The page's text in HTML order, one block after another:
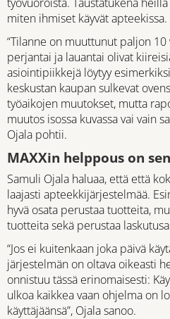
miten ihmiset käyvät apteekissa.
“Tilanne on muuttunut paljon
perjantai ja lauantai olivat
asiointipiikkejä löytyy
keskustan kaupan sulkevat
työaikojen muutokset, mutta
muutos isossa kuvassa vai vain
Ojala pohtii.
MAXXin helppous on
Samuli Ojala haluaa, että että
laajasti apteekkijärjestelmää.
hyvä osata perustaa tuotteita,
tuotteita sekä perustaa
“Jos ei kuitenkaan joka päivä
järjestelmän on oltava oikeasti
onnistuu tässä erinomaisesti:
ulkoa kaikkea vaan ohjelma on
käyttäjäänsä”, Ojala sanoo.